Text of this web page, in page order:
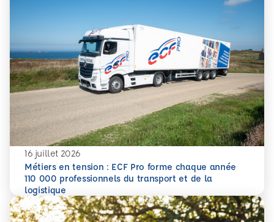
16 juillet 2026
Métiers en tension : ECF Pro forme chaque année
110 000 professionnels du transport et de la
logistique
En savoir plus
Métiers en tension : ECF Pro forme chaque année 110